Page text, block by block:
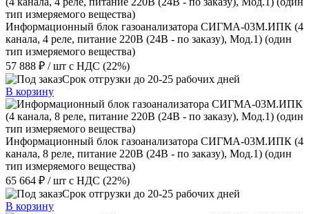
Информационный блок газоанализатора СИГМА-03М.ИПК (4
канала, 4 реле, питание 220В (24В - по заказу), Мод.1) (один
тип измеряемого вещества)
57 888 ₽ / шт с НДС (22%)
Срок отгрузки до 20-25 рабочих дней
В корзину
Информационный блок газоанализатора СИГМА-03М.ИПК (4
канала, 8 реле, питание 220В (24В - по заказу), Мод.1) (один
тип измеряемого вещества)
65 664 ₽ / шт с НДС (22%)
Срок отгрузки до 20-25 рабочих дней
В корзину